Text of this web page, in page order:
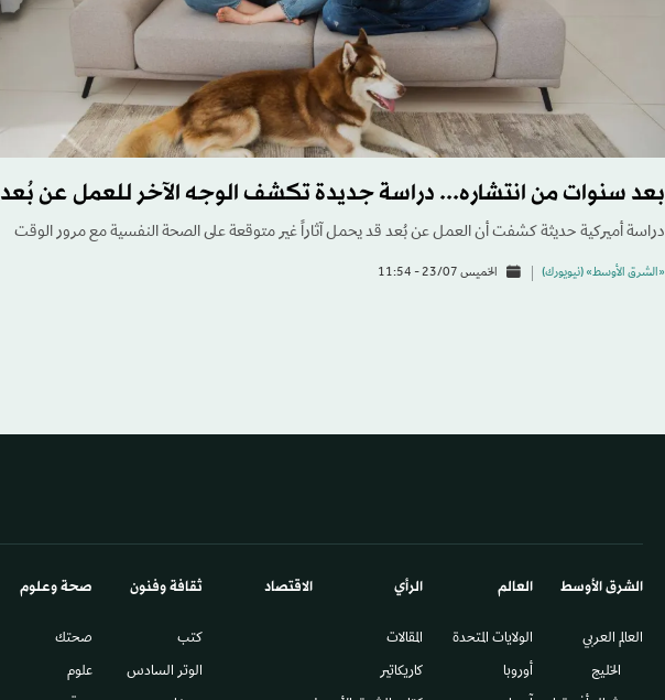
بعد سنوات من انتشاره... دراسة جديدة تكشف الوجه الآخر للعمل عن بُعد
دراسة أميركية حديثة كشفت أن العمل عن بُعد قد يحمل آثاراً غير متوقعة على الصحة النفسية مع مرور الوقت
«الشرق الأوسط» (نيويورك) الخميس 23/07 - 11:54
الشرق الأوسط​
العالم العربي
الخليج
العالم
الولايات المتحدة
أوروبا
الرأي
المقالات
كاريكاتير
الاقتصاد ثقافة وفنون
كتب
الوتر السادس​
صحة وعلوم
صحتك
علوم